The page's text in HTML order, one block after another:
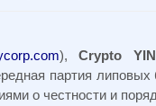
),Crypto YIN
партия липовых
о честности и